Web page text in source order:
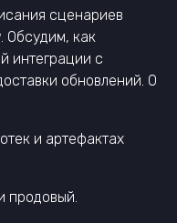
сценариев
Обсудим, как
интеграции с
обновлений. О
и артефактах
продовый.